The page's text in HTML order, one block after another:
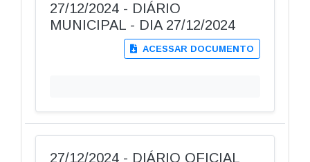
27/12/2024 - DIÁRIO
MUNICIPAL - DIA 27/12/2024
ACESSAR DOCUMENTO
27/12/2024 - DIÁRIO OFICIAL